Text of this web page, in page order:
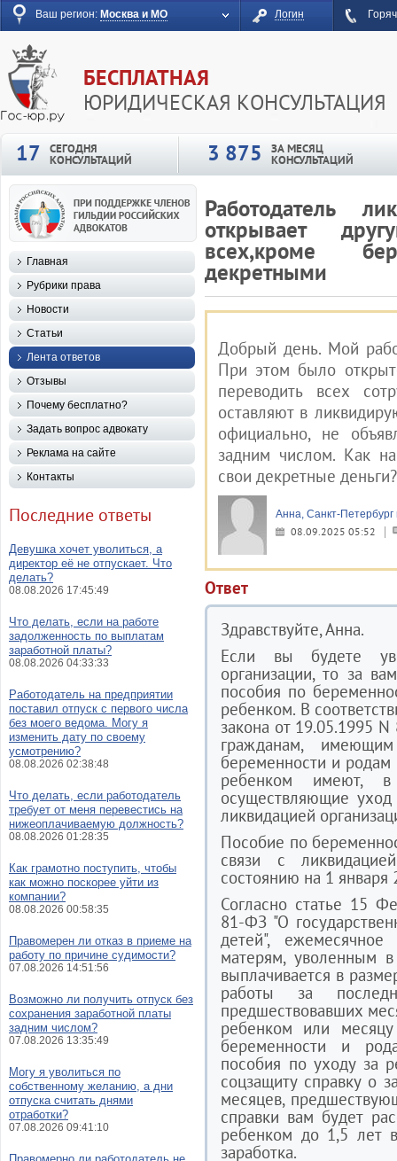
Ваш регион: Москва и МО Логин
БЕСПЛАТНАЯ
ЮРИДИЧЕСКАЯ КОНСУЛЬТАЦИЯ
17
СЕГОДНЯ
КОНСУЛЬТАЦИЙ 3 875 ЗА МЕСЯЦ
КОНСУЛЬТАЦИЙ
Работодатель
открывает
всех,кроме
декретными
Добрый день. Мой
При этом было
переводить всех
оставляют в
официально, не
задним числом. Как
свои декретные деньги?
Анна, Санкт-
08.09.2025 05:52
Ответ
Здравствуйте, Анна.
Если вы будете
организации, то за
пособия по
ребенком. В
закона от 19.05.1995
гражданам,
беременности и
ребенком имеют, в
осуществляющие
ликвидацией
Пособие по
связи с
состоянию на 1 января
Согласно статье 15
81-ФЗ "О
детей",
матерям, уволенным
выплачивается в
работы за
предшествовавших
ребенком или
беременности и
пособия по уходу за
соцзащиту справку о
месяцев,
справки вам будет
ребенком до 1,5 лет
заработка.
Главная
Рубрики права
Новости
Статьи
Лента ответов
Отзывы
Почему бесплатно?
Задать вопрос адвокату
Реклама на сайте
Контакты
Последние ответы
Девушка хочет уволиться, а
директор её не отпускает. Что
делать?
08.08.2026 17:45:49
Что делать, если на работе
задолженность по выплатам
заработной платы?
08.08.2026 04:33:33
Работодатель на предприятии
поставил отпуск с первого числа
без моего ведома. Могу я
изменить дату по своему
усмотрению?
08.08.2026 02:38:48
Что делать, если работодатель
требует от меня перевестись на
нижеоплачиваемую должность?
08.08.2026 01:28:35
Как грамотно поступить, чтобы
как можно поскорее уйти из
компании?
08.08.2026 00:58:35
Правомерен ли отказ в приеме на
работу по причине судимости?
07.08.2026 14:51:56
Возможно ли получить отпуск без
сохранения заработной платы
задним числом?
07.08.2026 13:35:49
Могу я уволиться по
собственному желанию, а дни
отпуска считать днями
отработки?
07.08.2026 09:41:10